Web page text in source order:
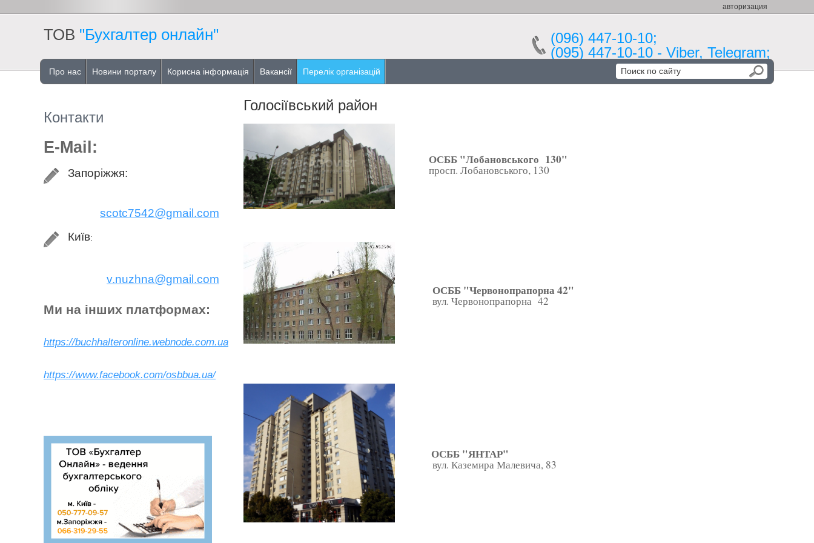
авторизация
ТОВ "Бухгалтер онлайн"
(096) 447-10-10;
(095) 447-10-10 - Viber, Telegram;
Про нас Новини порталу Корисна інформація Вакансії Перелік організацій
Контакти
E-Mail:
Запоріжжя:
scotc7542@gmail.com
Київ:
v.nuzhna@gmail.com
Ми на інших платформах:
https://buchhalteronline.webnode.com.ua
https://www.facebook.com/osbbua.ua/
Голосіївський район
ОСББ "Лобановського 130"
просп. Лобановського, 130
ОСББ "Червонопрапорна 42"
вул. Червонопрапорна 42
ОСББ "ЯНТАР"
вул. Каземира Малевича, 83